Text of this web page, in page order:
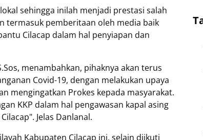
sehingga inilah menjadi prestasi salah
termasuk pemberitaan oleh media baik
Cilacap dalam hal penyiapan dan
menambahkan, pihaknya akan terus
Covid-19, dengan melakukan upaya
mengingatkan Prokes kepada masyarakat.
KKP dalam hal pengawasan kapal asing
Jelas Danlanal.
Kabupaten Cilacap ini, selain diikuti